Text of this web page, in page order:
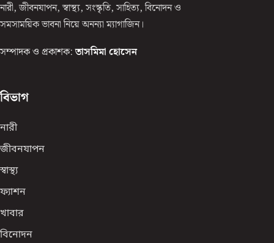
নারী, জীবনযাপন, স্বাস্থ্য, সংস্কৃতি, সাহিত্য, বিনোদন ও
সমসাময়িক ভাবনা নিয়ে অনন্যা ম্যাগাজিন।
সম্পাদক ও প্রকাশক: তাসমিমা হোসেন
বিভাগ
নারী
জীবনযাপন
স্বাস্থ্য
ফ্যাশন
খাবার
বিনোদন